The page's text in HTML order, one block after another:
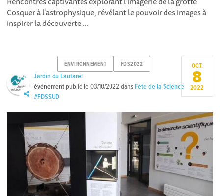
Cosquer à l'astrophysique, révélant le pouvoir des images à
inspirer la découverte. ...
ENVIRONNEMENT FDS2022
Jardin du Lautaret
événement publié le03/10/2022 dans Fête de la Science
#FDSSUD
OCT.
8
2022